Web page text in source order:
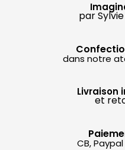
par
dans notre
Livraison
et
CB,